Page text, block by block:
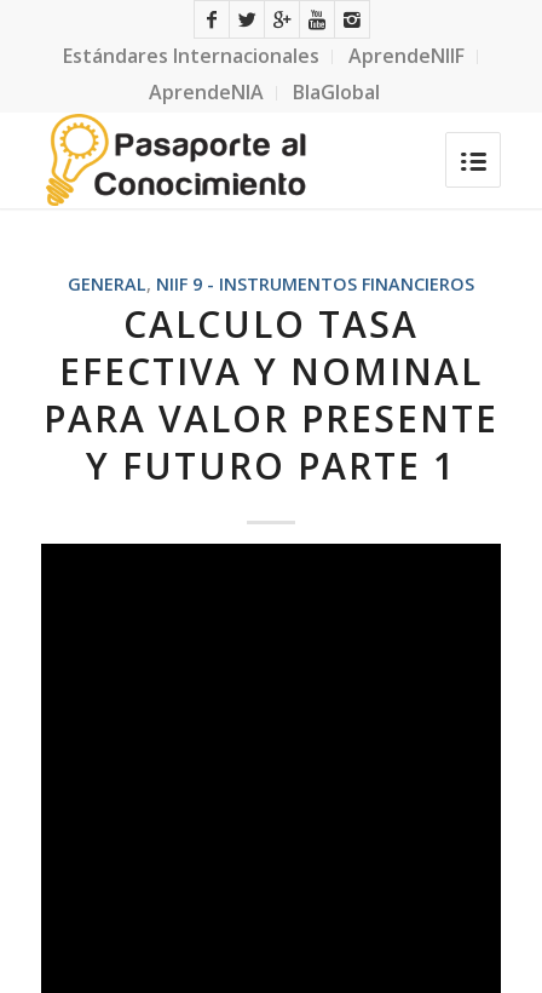
Estándares Internacionales
AprendeNIIF
AprendeNIA
BlaGlobal
GENERAL, NIIF 9 - INSTRUMENTOS FINANCIEROS
CALCULO TASA
EFECTIVA Y NOMINAL
PARA VALOR PRESENTE
Y FUTURO PARTE 1